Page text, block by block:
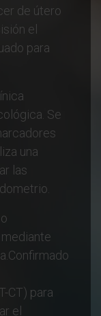
de útero
el
para
Se
una
las
CT) para
el